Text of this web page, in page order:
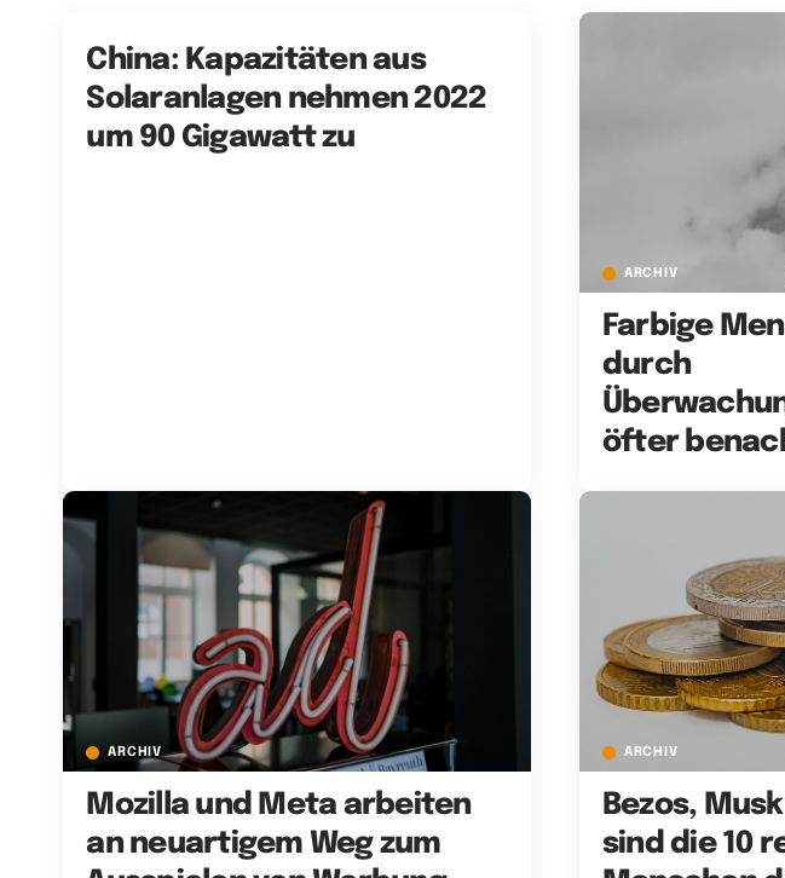
China: Kapazitäten aus
Solaranlagen nehmen 2022
um 90 Gigawatt zu
ARCHIV
Farbige
durch
öfter
ARCHIV
Mozilla und Meta arbeiten
an neuartigem Weg zum
ARCHIV
Bezos,
sind die 10